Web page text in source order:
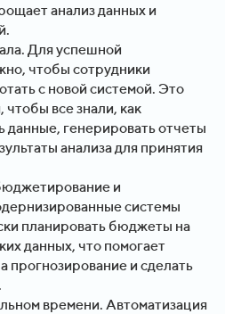
анализ данных и
Для успешной
чтобы сотрудники
с новой системой. Это
все знали, как
данные, генерировать отчеты
анализа для принятия
и
системы
планировать бюджеты на
данных, что помогает
прогнозирование и сделать
времени. Автоматизация